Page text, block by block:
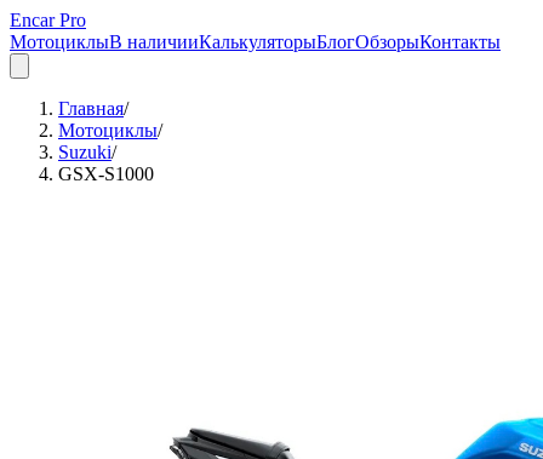
Encar Pro
МотоциклыВ наличииКалькуляторыБлогОбзорыКонтакты
Главная/
Мотоциклы/
Suzuki/
GSX-S1000